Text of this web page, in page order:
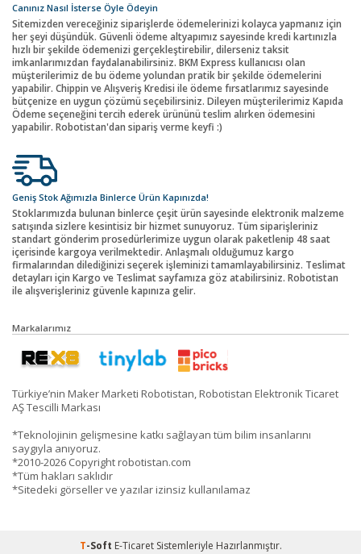
Canınız Nasıl İsterse Öyle Ödeyin
Sitemizden vereceğiniz siparişlerde ödemelerinizi kolayca yapmanız için
her şeyi düşündük. Güvenli ödeme altyapımız sayesinde kredi kartınızla
hızlı bir şekilde ödemenizi gerçekleştirebilir, dilerseniz taksit
imkanlarımızdan faydalanabilirsiniz. BKM Express kullanıcısı olan
müşterilerimiz de bu ödeme yolundan pratik bir şekilde ödemelerini
yapabilir. Chippin ve Alışveriş Kredisi ile ödeme fırsatlarımız sayesinde
bütçenize en uygun çözümü seçebilirsiniz. Dileyen müşterilerimiz Kapıda
Ödeme seçeneğini tercih ederek ürününü teslim alırken ödemesini
yapabilir. Robotistan'dan sipariş verme keyfi :)
Geniş Stok Ağımızla Binlerce Ürün Kapınızda!
Stoklarımızda bulunan binlerce çeşit ürün sayesinde elektronik malzeme
satışında sizlere kesintisiz bir hizmet sunuyoruz. Tüm siparişleriniz
standart gönderim prosedürlerimize uygun olarak paketlenip 48 saat
içerisinde kargoya verilmektedir. Anlaşmalı olduğumuz kargo
firmalarından dilediğinizi seçerek işleminizi tamamlayabilirsiniz. Teslimat
detayları için Kargo ve Teslimat sayfamıza göz atabilirsiniz. Robotistan
ile alışverişleriniz güvenle kapınıza gelir.
Markalarımız
Türkiye’nin Maker Marketi Robotistan, Robotistan Elektronik Ticaret
AŞ Tescilli Markası
*Teknolojinin gelişmesine katkı sağlayan tüm bilim insanlarını
saygıyla anıyoruz.
*2010-2026 Copyright robotistan.com
*Tüm hakları saklıdır
*Sitedeki görseller ve yazılar izinsiz kullanılamaz
T-Soft E-TicaretSistemleriyle Hazırlanmıştır.